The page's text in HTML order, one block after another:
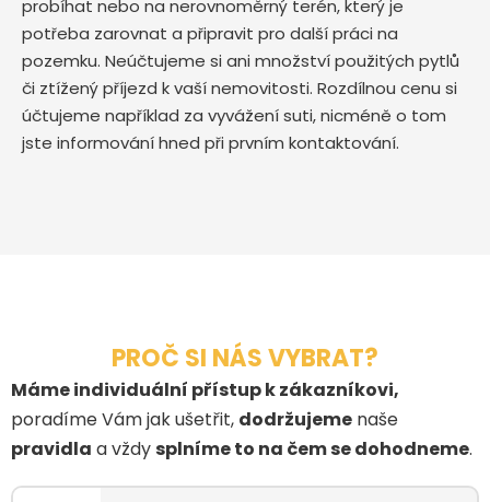
probíhat nebo na nerovnoměrný terén, který je
potřeba zarovnat a připravit pro další práci na
pozemku. Neúčtujeme si ani množství použitých pytlů
či ztížený příjezd k vaší nemovitosti. Rozdílnou cenu si
účtujeme například za vyvážení suti, nicméně o tom
jste informování hned při prvním kontaktování.
PROČ SI NÁS VYBRAT?
Máme individuální přístup k zákazníkovi,
poradíme Vám jak ušetřit, dodržujeme naše
pravidla a vždy splníme to na čem se dohodneme.